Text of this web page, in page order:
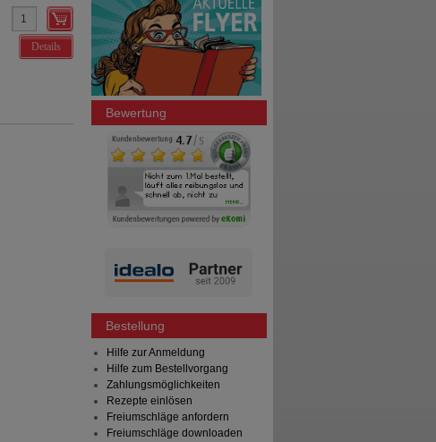
Details
Bewertung
Bestellung
Hilfe zur Anmeldung
Hilfe zum Bestellvorgang
Zahlungsmöglichkeiten
Rezepte einlösen
Freiumschläge anfordern
Freiumschläge downloaden